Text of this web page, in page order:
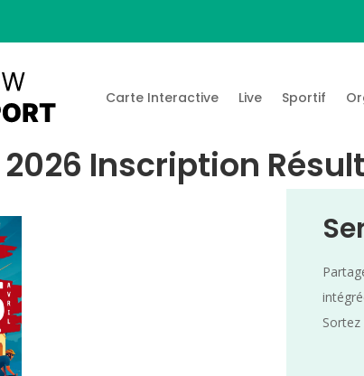
Carte Interactive Live Sportif
Inscription